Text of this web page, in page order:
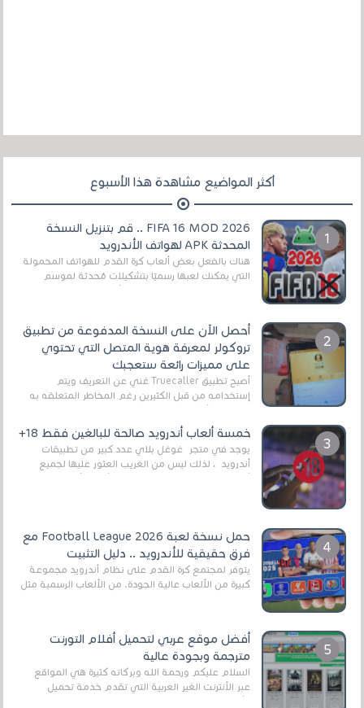
أكثر المواضيع مشاهدة هذا الأسبوع
FIFA 16 MOD 2026 .. قم بتنزيل النسخة
المحدثة APK لهواتف الأندرويد
هناك بالفعل بعض ألعاب كرة القدم للهواتف المحمولة
التي يمكنك لعبها رسميًا بتشكيلات مُحدثة لموسم
أحصل الآن على النسخة المدفوعة من تطبيق
تروكولر لمعرفة هوية المتصل التي تحتوي
على مميزات رائعة ستعجبك
أصبح تطبيق Truecaller غني عن التعريف ويتم
إستخدامه من قبل الكثيرين رغم المخاطر المتعلقه به
خمسة ألعاب أندرويد صالحة للبالغين فقط 18+
يوجد في متجر غوغل بلاي عدد كبير من تطبيقات
أندرويد ، لذلك ليس من الغريب العثور عليها لجميع
حمل نسخة لعبة Football League 2026 مع
فرق حقيقية للأندرويد .. دليل التثبيت
يتوفر لمجتمع كرة القدم على نظام أندرويد مجموعة
كبيرة من الألعاب عالية الجودة. من الألعاب الرسمية مثل
أفضل موقع عربي لتحميل أفلام التورنت
مترجمة وبجودة عالية
السلام عليكم ورحمة الله وبركاته كثيرة هي المواقع
عبر الأنترنت الغير العربية التي تقدم خدمة تحميل
الأفلام على التورنت ، ومعظم هذه المواقع ل...